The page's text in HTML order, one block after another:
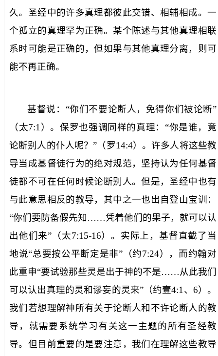
久。圣经中的许多真理都彼此交错、相辅相成。一
个孤立的真理罕为正确。某个陈述与其他真理相联
系时可能是正确的，但如果与其他真理分离，则可
能不再正确。
基督说：“你们不要论断人，免得你们被论断”
（太7:1 ）。保罗也强调同样的真理：“你是谁，竟
论断别人的仆人呢？”（罗14:4）。许多人将这些教
导当成基督徒行为的绝对规范，坚持认为任何基督
徒都不可在任何时候论断别人。但是，圣经中也有
与此意思相反的教导，其中之一也出自登山宝训：
“你们要防备假先知……凭着他们的果子，就可以认
出他们来”（太7:15-16）。实际上，基督直截了当
地说“总要按公平断定是非”（约7:24），而约翰对
此重申“要试验那些灵是出于神的不是……从此我们
可以认出真理的灵和谬妄的灵来”（约壹4:1 、 6）。
我们若想理解神所有关于论断人和不许论断人的教
导，就需要系统学习有关这一主题的所有圣经教
导。但目前重要的是要注意，我们在理解这些教导